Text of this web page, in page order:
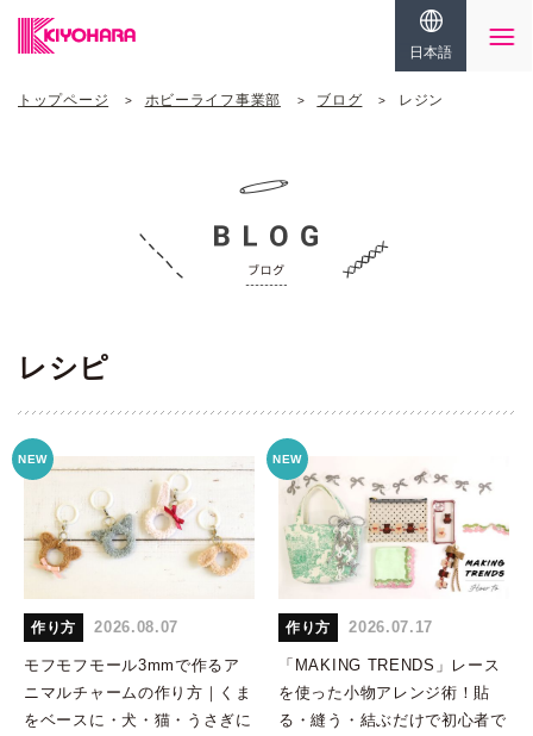
日本語
トップページ ホビーライフ事業部 ブログ レジン
レシピ
作り方 2026.08.07
モフモフモール3mmで作るア
ニマルチャームの作り方｜くま
をベースに・犬・猫・うさぎに
作り方 2026.07.17
「MAKING TRENDS」レース
を使った小物アレンジ術！貼
る・縫う・結ぶだけで初心者で